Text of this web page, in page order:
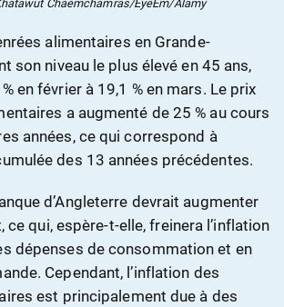
Chaemchamras/EyeEm/Alamy
alimentaires en Grande-
son niveau le plus élevé en 45 ans,
en février à 19,1 % en mars. Le prix
a augmenté de 25 % au cours
années, ce qui correspond à
des 13 années précédentes.
d’Angleterre devrait augmenter
ce qui, espère-t-elle, freinera l’inflation
dépenses de consommation et en
Cependant, l’inflation des
est principalement due à des